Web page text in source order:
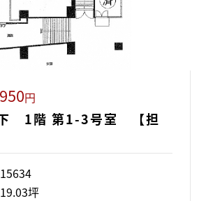
円
下 1階 第1-3号室 【担
15634
19.03坪